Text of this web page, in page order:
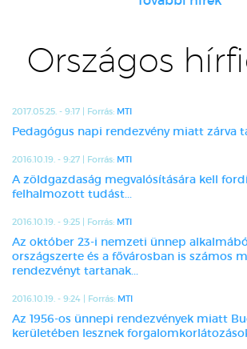
Országos
2017.05.25. - 9:17 | Forrás: MTI
Pedagógus napi rendezvény miatt zárva
2016.10.19. - 9:27 | Forrás: MTI
A zöldgazdaság megvalósítására kell
felhalmozott tudást...
2016.10.19. - 9:25 | Forrás: MTI
Az október 23-i nemzeti ünnep
országszerte és a fővárosban is számos
rendezvényt tartanak...
2016.10.19. - 9:24 | Forrás: MTI
Az 1956-os ünnepi rendezvények miatt
kerületében lesznek